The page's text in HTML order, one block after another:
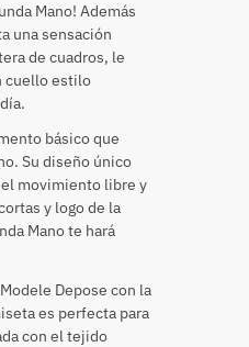
Mano! Además
una sensación
de cuadros, le
cuello estilo
básico que
Su diseño único
el movimiento libre y
y logo de la
Mano te hará
Depose con la
es perfecta para
con el tejido